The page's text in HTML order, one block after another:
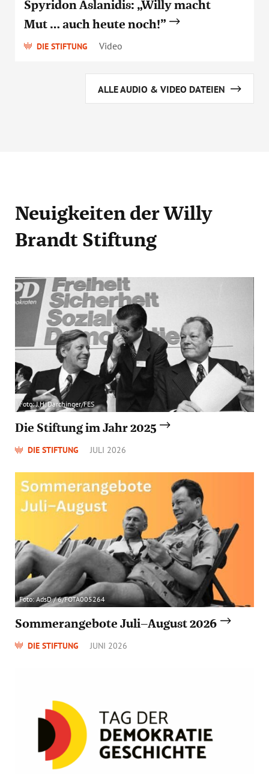
Spyridon Aslanidis: „Willy macht
Mut … auch heute noch!”
DIE STIFTUNG Video
ALLE AUDIO & VIDEO DATEIEN
Neuigkeiten der Willy
Brandt Stiftung
Foto: J.H. Darchinger/FES
Die Stiftung im Jahr 2025
DIE STIFTUNG JULI 2026
Foto: AdsD / 6/FOTA005264
Sommerangebote Juli–August 2026
DIE STIFTUNG JUNI 2026